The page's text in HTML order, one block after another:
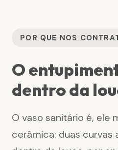
POR QUE NOS
O
dentro da
O vaso sanitário é, ele
cerâmica: duas curvas